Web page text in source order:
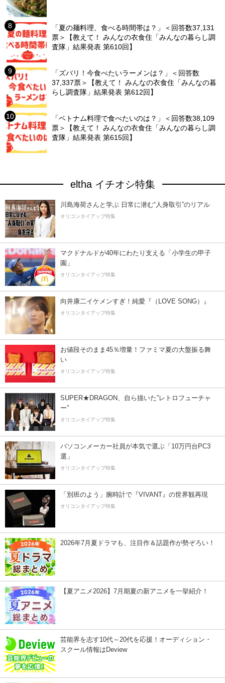
「夏の麺料理、食べる時間帯は？」＜回答数37,131
票＞【教えて！ みんなの衣食住「みんなの暮らし調
査隊」結果発表 第610回】
「ズバリ！今食べたいラーメンは？」＜回答数
37,337票＞【教えて！ みんなの衣食住「みんなの暮
らし調査隊」結果発表 第612回】
「ベトナム料理で食べたいのは？」＜回答数38,109
票＞【教えて！ みんなの衣食住「みんなの暮らし調
査隊」結果発表 第615回】
eltha イチオシ特集
川島海荷さんと学ぶ 日常に潜む“人身取引”のリアル
オリコンタイアップ特集
マクドナルドが40年にわたり支える「小学生の甲子
園」
オリコンタイアップ特集
向井康二イケメンすぎ！純愛『（LOVE SONG）』
オリコンタイアップ特集
お値段そのまま45％増量！ファミマ夏の大盤振る舞
い
オリコンタイアップ特集
SUPER★DRAGON、自ら描いた”レトロフューチャ
ー”
オリコンタイアップ特集
パソコンメーカー社員が本気で選ぶ「10万円台PC3
選」
オリコンタイアップ特集
「別班のよう」腕時計で『VIVANT』の世界観再現
オリコンタイアップ特集
2026年7月夏ドラマも、注目作＆話題作が勢ぞろい！
【夏アニメ2026】7月期夏の新アニメを一挙紹介！
芸能界を志す10代～20代を応援！オーディション・
スクール情報はDeview